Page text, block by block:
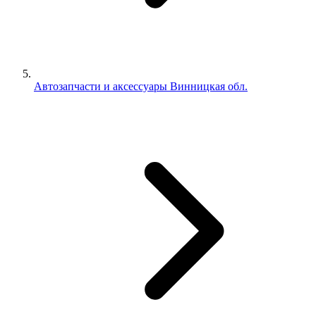
Автозапчасти и аксессуары Винницкая обл.